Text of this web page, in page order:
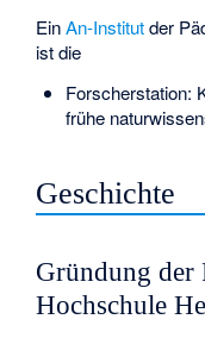
EinAn-Institutder
ist die
Forscherstation:
frühe
Geschichte
Gründung der
Hochschule